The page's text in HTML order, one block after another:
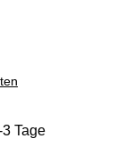
Tage